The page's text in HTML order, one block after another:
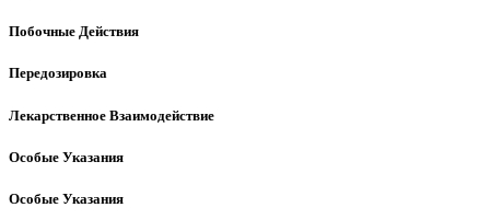
Побочные Действия
Передозировка
Лекарственное Взаимодействие
Особые Указания
Особые Указания